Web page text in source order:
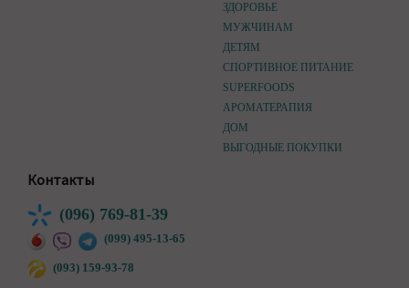
ЗДОРОВЬЕ
МУЖЧИНАМ
ДЕТЯМ
СПОРТИВНОЕ ПИТАНИЕ
SUPERFOODS
АРОМАТЕРАПИЯ
ДОМ
ВЫГОДНЫЕ ПОКУПКИ
Контакты
(096) 769-81-39
(099) 495-13-65
(093) 159-93-78